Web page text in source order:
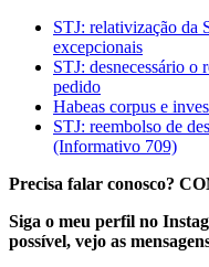
STJ: relativização da
excepcionais
STJ: desnecessário o
pedido
Habeas corpus e
STJ: reembolso de
(Informativo 709)
Precisa falar conosco?
Siga o meu perfil no
possível, vejo as